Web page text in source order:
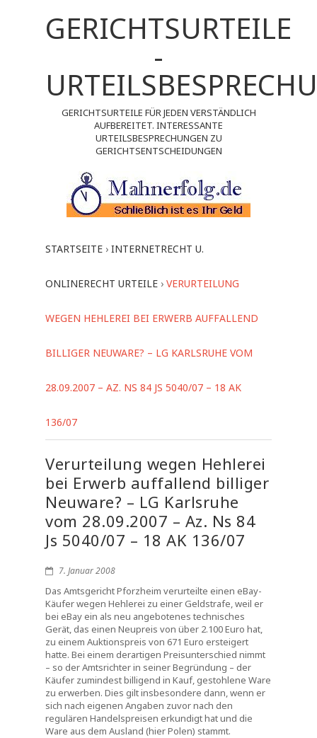
GERICHTSURTEILE
-
GERICHTSURTEILE FÜR JEDEN VERSTÄNDLICH
AUFBEREITET. INTERESSANTE
URTEILSBESPRECHUNGEN ZU
GERICHTSENTSCHEIDUNGEN
STARTSEITE › INTERNETRECHT U.
ONLINERECHT URTEILE › VERURTEILUNG
WEGEN HEHLEREI BEI ERWERB AUFFALLEND
BILLIGER NEUWARE? – LG KARLSRUHE VOM
28.09.2007 – AZ. NS 84 JS 5040/07 – 18 AK
136/07
Verurteilung wegen Hehlerei
bei Erwerb auffallend billiger
Neuware? – LG Karlsruhe
vom 28.09.2007 – Az. Ns 84
Js 5040/07 – 18 AK 136/07
7. Januar 2008
Das Amtsgericht Pforzheim verurteilte einen eBay-
Käufer wegen Hehlerei zu einer Geldstrafe, weil er
bei eBay ein als neu angebotenes technisches
Gerät, das einen Neupreis von über 2.100 Euro hat,
zu einem Auktionspreis von 671 Euro ersteigert
hatte. Bei einem derartigen Preisunterschied nimmt
– so der Amtsrichter in seiner Begründung – der
Käufer zumindest billigend in Kauf, gestohlene Ware
zu erwerben. Dies gilt insbesondere dann, wenn er
sich nach eigenen Angaben zuvor nach den
regulären Handelspreisen erkundigt hat und die
Ware aus dem Ausland (hier Polen) stammt.